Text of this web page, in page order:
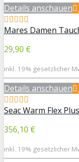
Details anschauen
Mares Damen
29,90 €
inkl. 19% gesetzlicher
Details anschauen
Seac Warm Flex
356,10 €
inkl. 19% gesetzlicher